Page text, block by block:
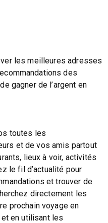
les meilleures adresses
des
gagner de l’argent en
toutes les
et de vos amis partout
lieux à voir, activités
le fil d’actualité pour
et trouver de
directement les
prochain voyage en
en utilisant les